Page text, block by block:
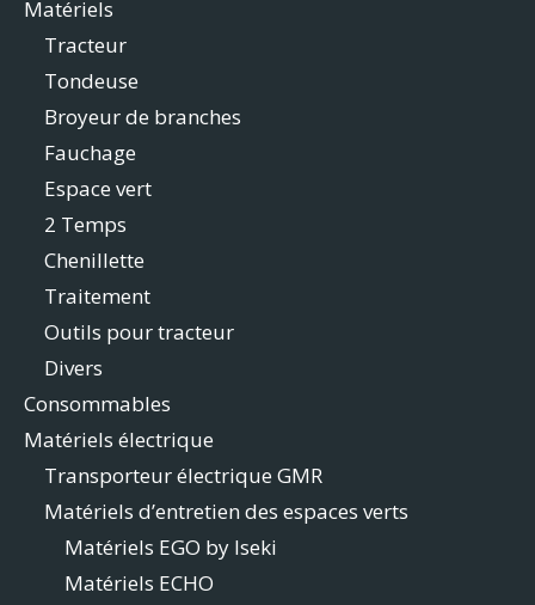
Matériels
Tracteur
Tondeuse
Broyeur de branches
Fauchage
Espace vert
2 Temps
Chenillette
Traitement
Outils pour tracteur
Divers
Consommables
Matériels électrique
Transporteur électrique GMR
Matériels d’entretien des espaces verts
Matériels EGO by Iseki
Matériels ECHO